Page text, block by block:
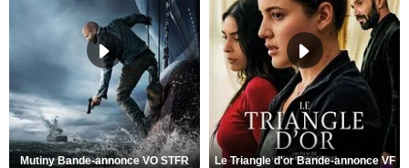
Mutiny Bande-annonce VO STFR Le Triangle d'or Bande-annonce VF